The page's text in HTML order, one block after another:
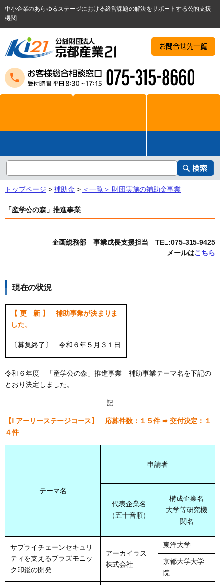
中小企業のあらゆるステージにおける経営課題の解決をサポートする公的支援
機関
お問合せ先一覧
トップページ > 補助金 > ＜一覧＞ 財団実施の補助金事業
「産学公の森」推進事業
企画総務部 事業成長支援担当 TEL:075-315-9425
メールはこちら
現在の状況
【 更 新 】 補助事業が決まりま
した。
〔募集終了〕 令和６年５月３１日
令和６年度 「産学公の森」推進事業 補助事業テーマ名を下記の
とおり決定しました。
記
【Ⅰ アーリーステージコース】 応募件数：１５件 ➡ 交付決定：１
４件
テーマ名
申請者
代表企業名
（五十音順）
構成企業名
大学等研究機
関名
サプライチェーンセキュリ
ティを支えるプラズモニッ
ク印鑑の開発
アーカイラス
株式会社
東洋大学
京都大学大学
院